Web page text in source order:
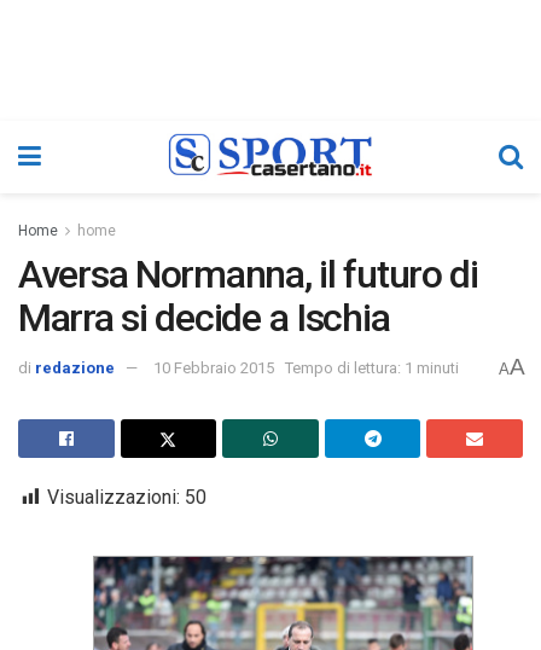
Home home
Aversa Normanna, il futuro di
Marra si decide a Ischia
di redazione 10 Febbraio 2015 Tempo di lettura: 1 minuti AA
Visualizzazioni: 50